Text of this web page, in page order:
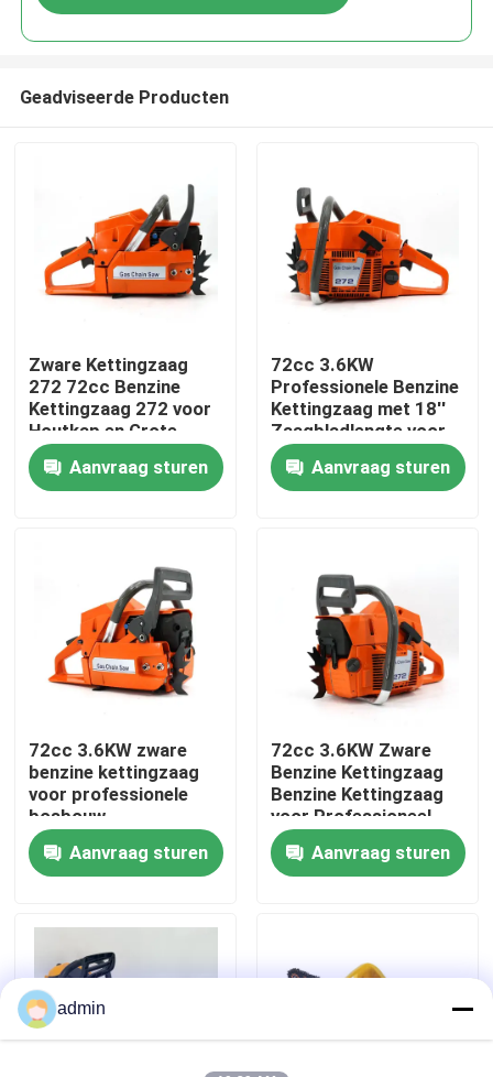
Thuis
Over ons
Neem contact met ons op
Vraag een offerte
Benzinekettingzaag
Handbediend Mini Chainsaw
Geadviseerde Producten
Zware Kettingzaag
272 72cc Benzine
Kettingzaag 272 voor
Houtkap en Grote
Boom Snoei
Aanvraag sturen
72cc 3.6KW
Professionele Benzine
Kettingzaag met 18''
Zaagbladlengte voor
Zwaar Bosbouw- en
Agrarisch Werk
Aanvraag sturen
72cc 3.6KW zware
benzine kettingzaag
voor professionele
bosbouw
Aanvraag sturen
72cc 3.6KW Zware
Benzine Kettingzaag
Benzine Kettingzaag
voor Professioneel
Bosbouwwerk
Aanvraag sturen
admin